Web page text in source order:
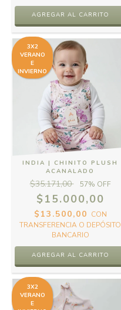
AGREGAR AL CARRITO
3X2
VERANO
E
INVIERNO
INDIA | CHINITO PLUSH
ACANALADO
$35.171,00 57% OFF
$15.000,00
$13.500,00 CON
TRANSFERENCIA O DEPÓSITO
BANCARIO
AGREGAR AL CARRITO
3X2
VERANO
E